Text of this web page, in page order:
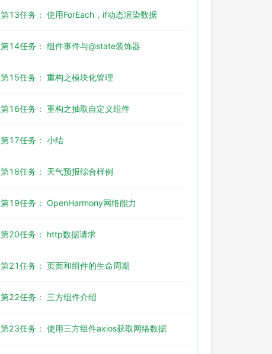
第13任务： 使用ForEach，if动态渲染数据
第14任务： 组件事件与@state装饰器
第15任务： 重构之模块化管理
第16任务： 重构之抽取自定义组件
第17任务： 小结
第18任务： 天气预报综合样例
第19任务： OpenHarmony网络能力
第20任务： http数据请求
第21任务： 页面和组件的生命周期
第22任务： 三方组件介绍
第23任务： 使用三方组件axios获取网络数据